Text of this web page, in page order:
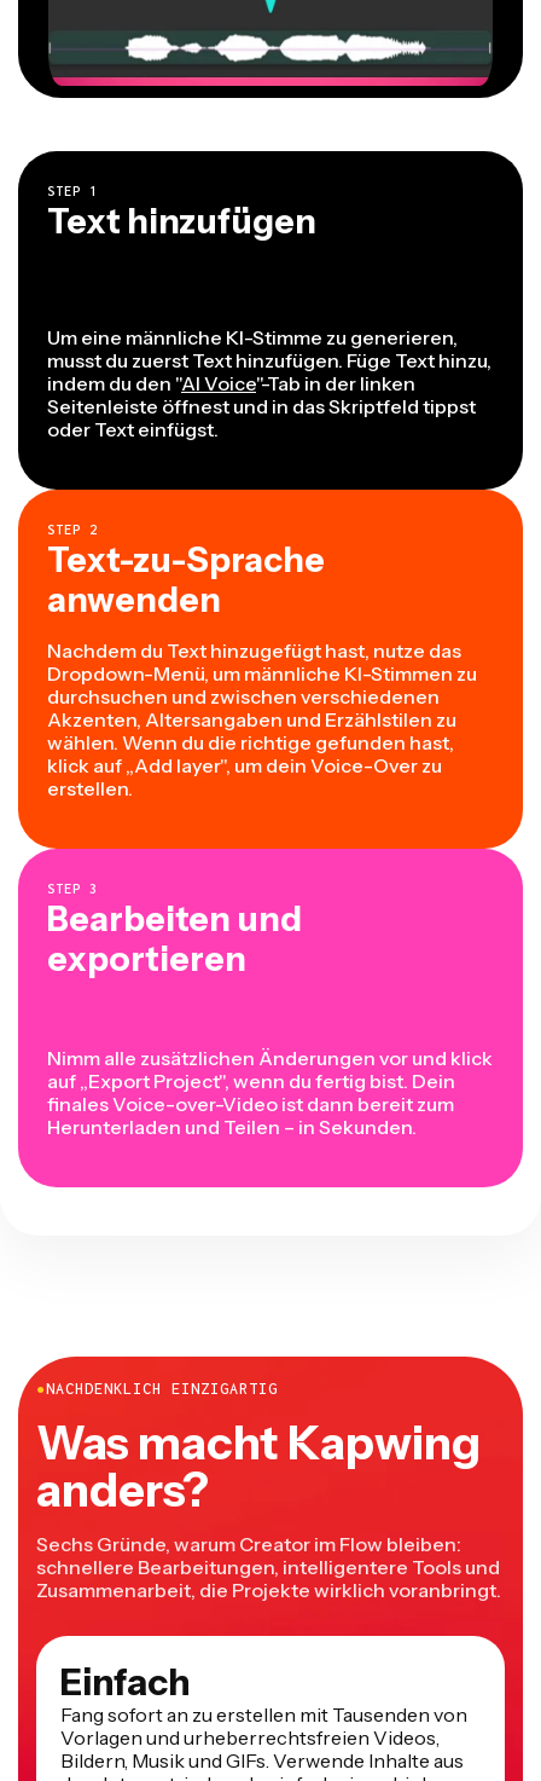
STEP 1
Text hinzufügen
Um eine männliche KI-Stimme zu generieren,
musst du zuerst Text hinzufügen. Füge Text hinzu,
indem du den "AI Voice"-Tab in der linken
Seitenleiste öffnest und in das Skriptfeld tippst
oder Text einfügst.
STEP 2
Text-zu-Sprache
anwenden
Nachdem du Text hinzugefügt hast, nutze das
Dropdown-Menü, um männliche KI-Stimmen zu
durchsuchen und zwischen verschiedenen
Akzenten, Altersangaben und Erzählstilen zu
wählen. Wenn du die richtige gefunden hast,
klick auf „Add layer", um dein Voice-Over zu
erstellen.
STEP 3
Bearbeiten und
exportieren
Nimm alle zusätzlichen Änderungen vor und klick
auf „Export Project", wenn du fertig bist. Dein
finales Voice-over-Video ist dann bereit zum
Herunterladen und Teilen – in Sekunden.
●NACHDENKLICH EINZIGARTIG
Was macht Kapwing
anders?
Sechs Gründe, warum Creator im Flow bleiben:
schnellere Bearbeitungen, intelligentere Tools und
Zusammenarbeit, die Projekte wirklich voranbringt.
Einfach
Fang sofort an zu erstellen mit Tausenden von
Vorlagen und urheberrechtsfreien Videos,
Bildern, Musik und GIFs. Verwende Inhalte aus